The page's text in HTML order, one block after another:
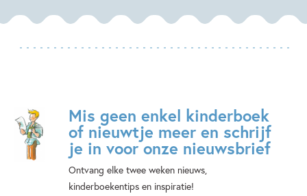
Mis geen enkel kinderboek
of nieuwtje meer en schrijf
je in voor onze nieuwsbrief
Ontvang elke twee weken nieuws,
kinderboekentips en inspiratie!